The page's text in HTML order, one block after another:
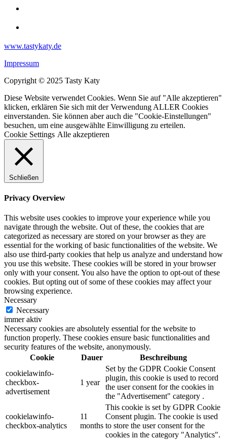
www.tastykaty.de
Impressum
Copyright © 2025 Tasty Katy
Diese Website verwendet Cookies. Wenn Sie auf "Alle akzeptieren"
klicken, erklären Sie sich mit der Verwendung ALLER Cookies
einverstanden. Sie können aber auch die "Cookie-Einstellungen"
besuchen, um eine ausgewählte Einwilligung zu erteilen.
Cookie Settings Alle akzeptieren
Schließen
Privacy Overview
This website uses cookies to improve your experience while you
navigate through the website. Out of these, the cookies that are
categorized as necessary are stored on your browser as they are
essential for the working of basic functionalities of the website. We
also use third-party cookies that help us analyze and understand how
you use this website. These cookies will be stored in your browser
only with your consent. You also have the option to opt-out of these
cookies. But opting out of some of these cookies may affect your
browsing experience.
Necessary
Necessary
immer aktiv
Necessary cookies are absolutely essential for the website to
function properly. These cookies ensure basic functionalities and
security features of the website, anonymously.
Cookie
Dauer
Beschreibung
cookielawinfo-
checkbox-
advertisement
1 year
Set by the GDPR Cookie Consent
plugin, this cookie is used to record
the user consent for the cookies in
the "Advertisement" category .
cookielawinfo-
checkbox-analytics
11
months
This cookie is set by GDPR Cookie
Consent plugin. The cookie is used
to store the user consent for the
cookies in the category "Analytics".